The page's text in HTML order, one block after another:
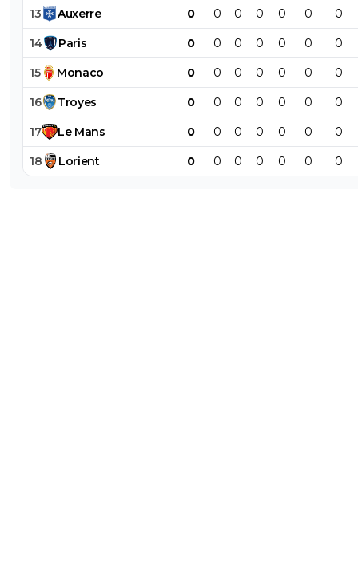
13 Auxerre 0 0 0 0 0 0 0
14 Paris 0 0 0 0 0 0 0
15 Monaco 0 0 0 0 0 0 0
16 Troyes 0 0 0 0 0 0 0
17 Le Mans 0 0 0 0 0 0 0
18 Lorient 0 0 0 0 0 0 0